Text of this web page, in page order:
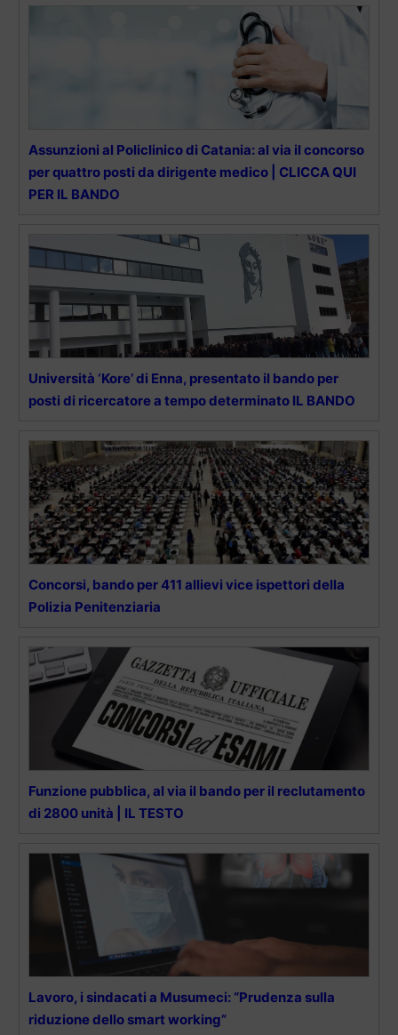
Assunzioni al Policlinico di Catania: al via il concorso
per quattro posti da dirigente medico | CLICCA QUI
PER IL BANDO
Università ‘Kore’ di Enna, presentato il bando per
posti di ricercatore a tempo determinato IL BANDO
Concorsi, bando per 411 allievi vice ispettori della
Polizia Penitenziaria
Funzione pubblica, al via il bando per il reclutamento
di 2800 unità | IL TESTO
Lavoro, i sindacati a Musumeci: “Prudenza sulla
riduzione dello smart working”